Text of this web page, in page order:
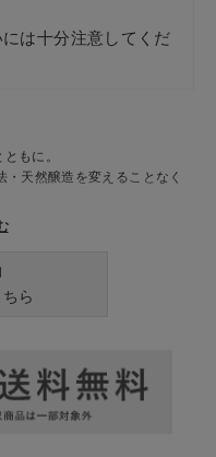
には十分注意してくだ
もに。
天然醸造を変えることなく
、醤油蔵に住み着いた微生物
与える何物」付与せず、伝統
ら